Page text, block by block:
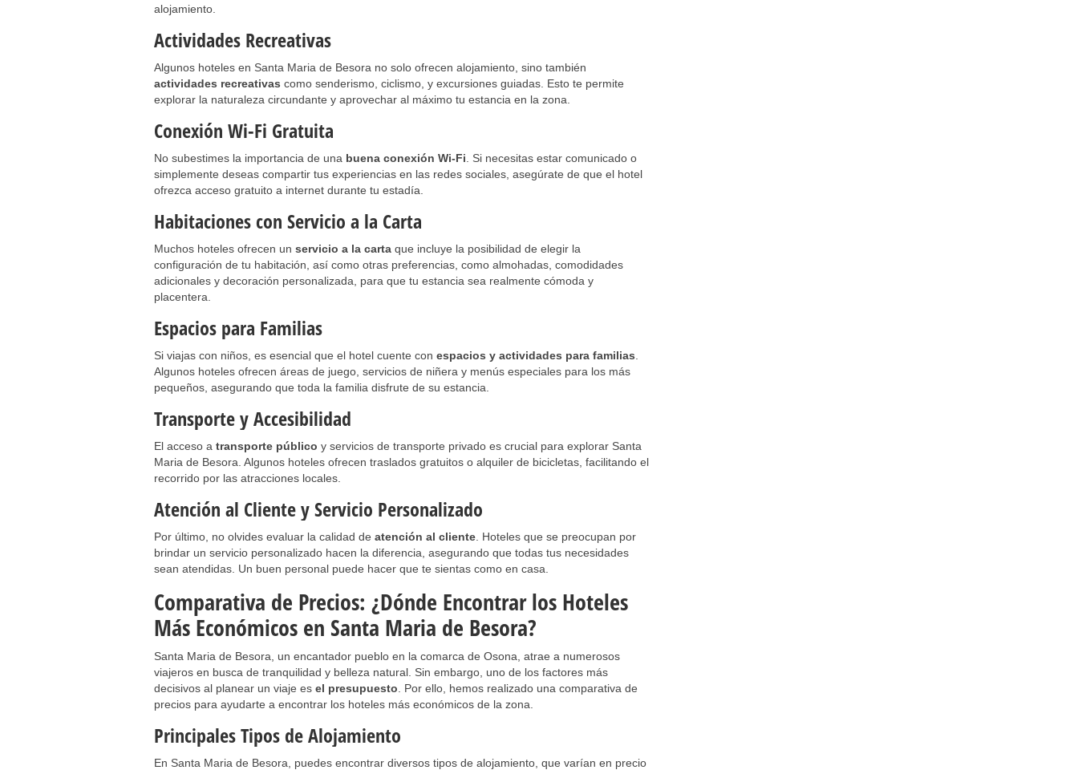
alojamiento.
Actividades Recreativas
Algunos hoteles en Santa Maria de Besora no solo ofrecen alojamiento, sino también
actividades recreativas como senderismo, ciclismo, y excursiones guiadas. Esto te permite
explorar la naturaleza circundante y aprovechar al máximo tu estancia en la zona.
Conexión Wi-Fi Gratuita
No subestimes la importancia de una buena conexión Wi-Fi . Si necesitas estar comunicado o
simplemente deseas compartir tus experiencias en las redes sociales, asegúrate de que el hotel
ofrezca acceso gratuito a internet durante tu estadía.
Habitaciones con Servicio a la Carta
Muchos hoteles ofrecen un servicio a la carta que incluye la posibilidad de elegir la
configuración de tu habitación, así como otras preferencias, como almohadas, comodidades
adicionales y decoración personalizada, para que tu estancia sea realmente cómoda y
placentera.
Espacios para Familias
Si viajas con niños, es esencial que el hotel cuente con espacios y actividades para familias
Algunos hoteles ofrecen áreas de juego, servicios de niñera y menús especiales para los más
pequeños, asegurando que toda la familia disfrute de su estancia.
Transporte y Accesibilidad
El acceso a transporte público y servicios de transporte privado es crucial para explorar Santa
Maria de Besora. Algunos hoteles ofrecen traslados gratuitos o alquiler de bicicletas, facilitando el
recorrido por las atracciones locales.
Atención al Cliente y Servicio Personalizado
Por último, no olvides evaluar la calidad de atención al cliente . Hoteles que se preocupan por
brindar un servicio personalizado hacen la diferencia, asegurando que todas tus necesidades
sean atendidas. Un buen personal puede hacer que te sientas como en casa.
Comparativa de Precios: ¿Dónde Encontrar los Hoteles
Más Económicos en Santa Maria de Besora?
Santa Maria de Besora, un encantador pueblo en la comarca de Osona, atrae a numerosos
viajeros en busca de tranquilidad y belleza natural. Sin embargo, uno de los factores más
decisivos al planear un viaje es el presupuesto . Por ello, hemos realizado una comparativa de
precios para ayudarte a encontrar los hoteles más económicos de la zona.
Principales Tipos de Alojamiento
En Santa Maria de Besora, puedes encontrar diversos tipos de alojamiento, que varían en precio